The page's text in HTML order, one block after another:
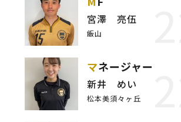
宮澤 亮伍
飯山
マネージャー
新井 めい
松本美須々ヶ丘